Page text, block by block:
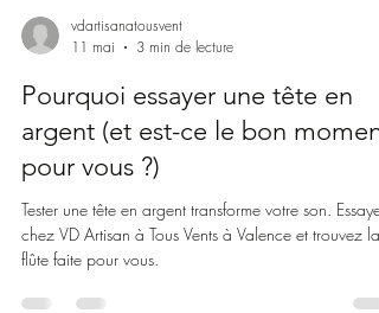
vdartisanatousvent
11 mai
3 min de lecture
Pourquoi essayer une tête en
argent (et est-ce le bon moment
pour vous ?)
Tester une tête en argent transforme votre son. Essayez
chez VD Artisan à Tous Vents à Valence et trouvez la